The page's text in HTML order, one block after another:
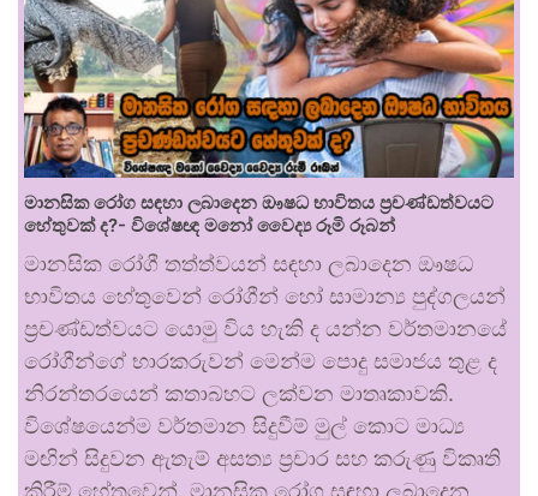
මානසික රෝග සඳහා ලබාදෙන ඖෂධ භාවිතය ප්‍රචණ්ඩත්වයට
හේතුවක් ද?- විශේෂඥ මනෝ වෛද්‍ය රූමි රූබන්
මානසික රෝගී තත්ත්වයන් සඳහා ලබාදෙන ඖෂධ
භාවිතය හේතුවෙන් රෝගීන් හෝ සාමාන්‍ය පුද්ගලයන්
ප්‍රචණ්ඩත්වයට යොමු විය හැකි ද යන්න වර්තමානයේ
රෝගීන්ගේ භාරකරුවන් මෙන්ම පොදු සමාජය තුළ ද
නිරන්තරයෙන් කතාබහට ලක්වන මාතෘකාවකි.
විශේෂයෙන්ම වර්තමාන සිදුවීම් මුල් කොට මාධ්‍ය
මඟින් සිදුවන ඇතැම් අසත්‍ය ප්‍රචාර සහ කරුණු විකෘති
කිරීම් හේතුවෙන්, මානසික රෝග සඳහා ලබාදෙන